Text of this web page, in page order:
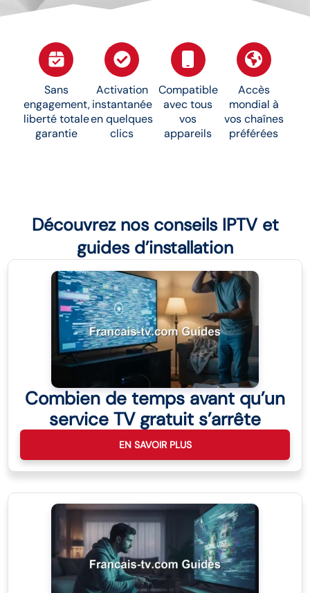
Sans
engagement,
liberté totale
garantie
Activation
instantanée
en quelques
clics
Compatible
avec tous
vos
appareils
Accès
mondial à
vos chaînes
préférées
Découvrez nos conseils IPTV et
guides d’installation
Combien de temps avant qu’un
service TV gratuit s’arrête
EN SAVOIR PLUS